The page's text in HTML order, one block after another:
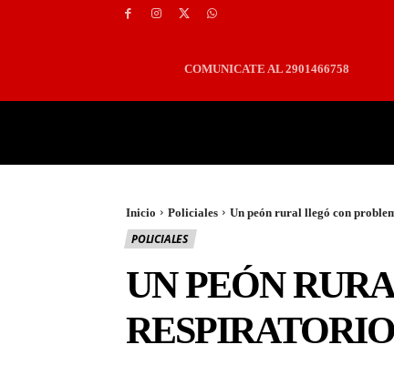
COMUNICATE AL 2901466758
Inicio Policiales Un peón rural llegó con
POLICIALES
UN PEÓN